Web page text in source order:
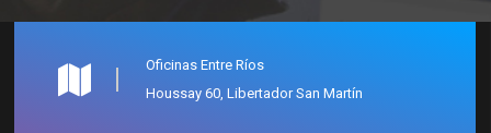
Oficinas Entre Ríos
Houssay 60, Libertador San Martín